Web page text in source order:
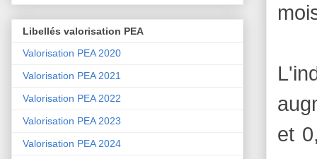
et
Libellés valorisation PEA
Valorisation PEA 2020
Valorisation PEA 2021
Valorisation PEA 2022
Valorisation PEA 2023
Valorisation PEA 2024